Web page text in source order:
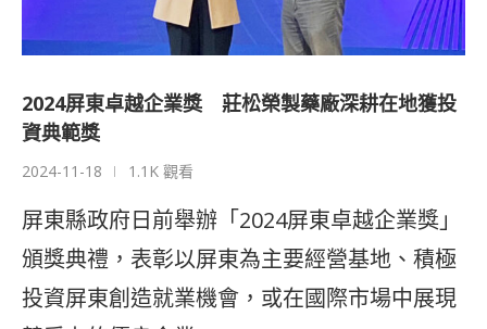
2024屏東卓越企業獎 莊松榮製藥廠深耕在地獲投
資典範獎
2024-11-18 1.1K 觀看
屏東縣政府日前舉辦「2024屏東卓越企業獎」
頒獎典禮，表彰以屏東為主要經營基地、積極
投資屏東創造就業機會，或在國際市場中展現